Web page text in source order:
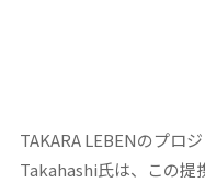
TAKARA LEBENのプロ
Takahashi氏は、この提